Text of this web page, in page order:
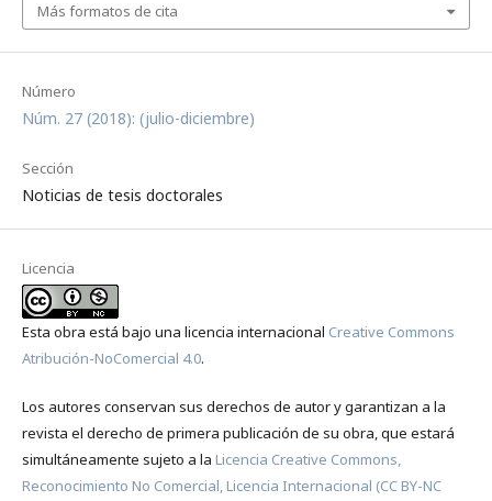
Número
Núm. 27 (2018): (julio-diciembre)
Sección
Noticias de tesis doctorales
Licencia
Esta obra está bajo una licencia internacional Creative Commons
Atribución-NoComercial 4.0.
Los autores conservan sus derechos de autor y garantizan a la
revista el derecho de primera publicación de su obra, que estará
simultáneamente sujeto a la Licencia Creative Commons,
Reconocimiento No Comercial, Licencia Internacional (CC BY-NC
Más formatos de cita